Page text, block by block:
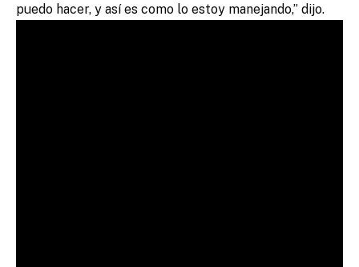
puedo hacer, y así es como lo estoy manejando,” dijo.